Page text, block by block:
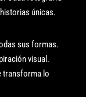
únicas.
sus formas.
visual.
transforma lo